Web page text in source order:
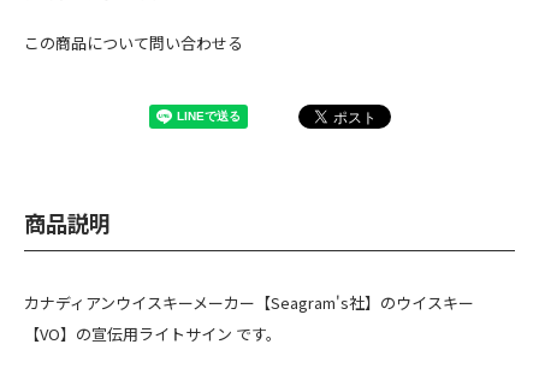
この商品について問い合わせる
商品説明
カナディアンウイスキーメーカー【Seagram's社】のウイスキー
【VO】の宣伝用ライトサイン です。